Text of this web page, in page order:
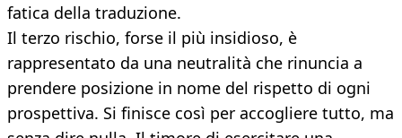
fatica della traduzione.
Il terzo rischio, forse il più insidioso, è
rappresentato da una neutralità che rinuncia a
prendere posizione in nome del rispetto di ogni
prospettiva. Si finisce così per accogliere tutto, ma